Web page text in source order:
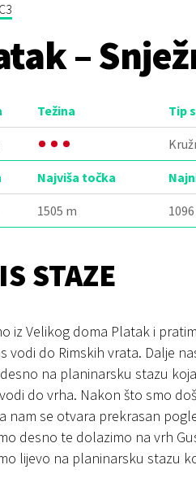
–
Težina Tip
Najviša točka
1505 m
STAZE
iz Velikog doma Platak i
vodi do Rimskih vrata. Dalje
na planinarsku stazu
do vrha. Nakon što smo
nam se otvara prekrasan
desno te dolazimo na vrh
lijevo na planinarsku stazu